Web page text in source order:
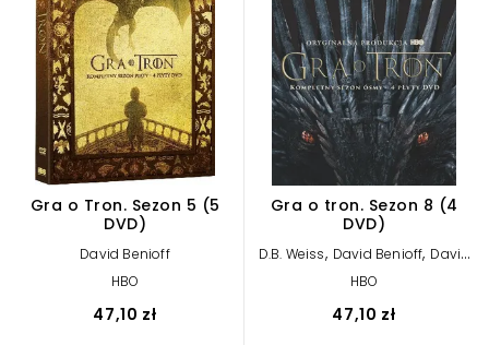
Gra o Tron. Sezon 5 (5
DVD)
David Benioff
HBO
47,10 zł
Gra o tron. Sezon 8 (4
DVD)
D.B. Weiss, David Benioff, David
Miguel Sapochnik
HBO
47,10 zł